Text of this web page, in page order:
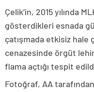
Çelik’in, 2015 yılında
gösterdikleri esnada
çatışmada etkisiz
cenazesinde örgüt
flama açtığı tespit
Fotoğraf, AA